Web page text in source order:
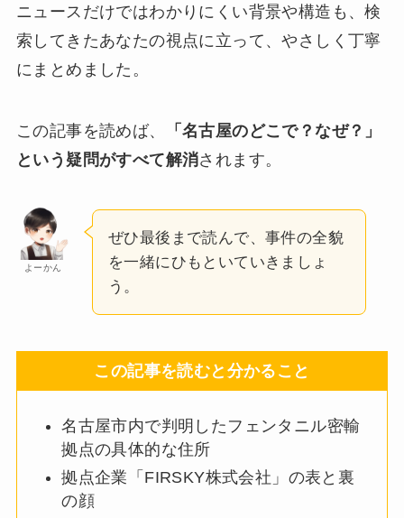
ニュースだけではわかりにくい背景や構造も、検
索してきたあなたの視点に立って、やさしく丁寧
にまとめました。
この記事を読めば、
「名古屋のどこで？なぜ？」
という疑問がすべて解消されます。
よーかん
ぜひ最後まで読んで、事件の全貌
を一緒にひもといていきましょ
う。
この記事を読むと分かること
名古屋市内で判明したフェンタニル密輸
拠点の具体的な住所
拠点企業「FIRSKY株式会社」の表と裏
の顔